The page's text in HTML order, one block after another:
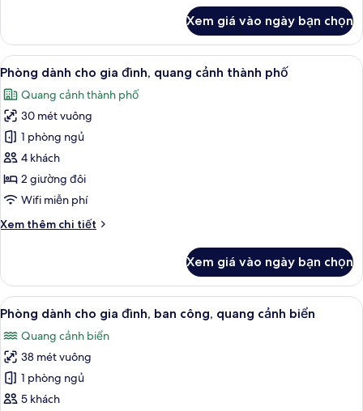
Phòng
đôi,
ban
quang
cảnh
biển
Xem giá vào ngày bạn chọn
Xem
tất
cả
ảnh
Phòng
dành
cho
gia
quang
phố
Phòng dành cho gia đình, quang
5
Phòng dành cho gia đình, quang cảnh thành phố
Quang cảnh thành phố
30 mét vuông
1 phòng ngủ
4 khách
2 giường đôi
Wifi miễn phí
Xem thêm chi tiết
Chi
Phòng
dành
cho
đình,
quang
cảnh
thành
phố
Xem giá vào ngày bạn chọn
Xem
tất
cả
ảnh
Phòng
dành
Phòng dành cho gia đình, ban
5
Phòng dành cho gia đình, ban công, quang cảnh biển
Quang cảnh biển
38 mét vuông
1 phòng ngủ
5 khách